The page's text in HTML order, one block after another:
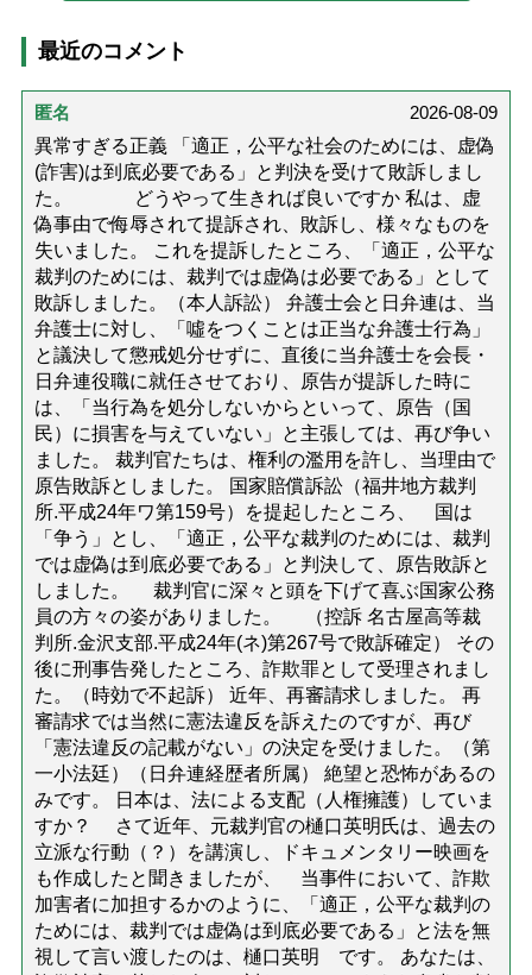
最近のコメント
匿名
2026-08-09
異常すぎる正義 「適正，公平な社会のためには、虚偽
(詐害)は到底必要である」と判決を受けて敗訴しまし
た。 どうやって生きれば良いですか 私は、虚
偽事由で侮辱されて提訴され、敗訴し、様々なものを
失いました。 これを提訴したところ、「適正，公平な
裁判のためには、裁判では虚偽は必要である」として
敗訴しました。（本人訴訟） 弁護士会と日弁連は、当
弁護士に対し、「噓をつくことは正当な弁護士行為」
と議決して懲戒処分せずに、直後に当弁護士を会長・
日弁連役職に就任させており、原告が提訴した時に
は、「当行為を処分しないからといって、原告（国
民）に損害を与えていない」と主張しては、再び争い
ました。 裁判官たちは、権利の濫用を許し、当理由で
原告敗訴としました。 国家賠償訴訟（福井地方裁判
所.平成24年ワ第159号）を提起したところ、 国は
「争う」とし、「適正，公平な裁判のためには、裁判
では虚偽は到底必要である」と判決して、原告敗訴と
しました。 裁判官に深々と頭を下げて喜ぶ国家公務
員の方々の姿がありました。 （控訴 名古屋高等裁
判所.金沢支部.平成24年(ネ)第267号で敗訴確定） その
後に刑事告発したところ、詐欺罪として受理されまし
た。（時効で不起訴） 近年、再審請求しました。 再
審請求では当然に憲法違反を訴えたのですが、再び
「憲法違反の記載がない」の決定を受けました。（第
一小法廷）（日弁連経歴者所属） 絶望と恐怖があるの
みです。 日本は、法による支配（人権擁護）していま
すか？ さて近年、元裁判官の樋口英明氏は、過去の
立派な行動（？）を講演し、ドキュメンタリー映画を
も作成したと聞きましたが、 当事件において、詐欺
加害者に加担するかのように、「適正，公平な裁判の
ためには、裁判では虚偽は到底必要である」と法を無
視して言い渡したのは、樋口英明 です。 あなたは、